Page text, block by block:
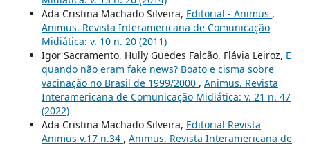
Ada Cristina Machado Silveira, Editorial - Animus ,
Animus. Revista Interamericana de Comunicação
Midiática: v. 10 n. 20 (2011)
Igor Sacramento, Hully Guedes Falcão, Flávia Leiroz, E
quando não eram fake news? Boato e cisma sobre
vacinação no Brasil de 1999/2000 , Animus. Revista
Interamericana de Comunicação Midiática: v. 21 n. 47
(2022)
Ada Cristina Machado Silveira, Editorial Revista
Animus v.17 n.34 , Animus. Revista Interamericana de